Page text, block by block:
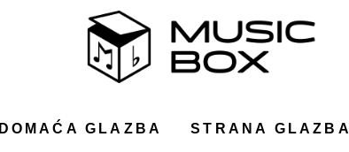
DOMAĆA GLAZBA STRANA GLAZBA